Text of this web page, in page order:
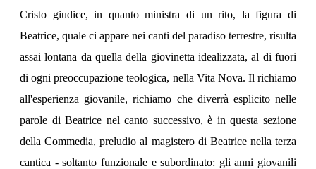
Cristo giudice, in quanto ministra di un rito, la figura di
Beatrice, quale ci appare nei canti del paradiso terrestre, risulta
assai lontana da quella della giovinetta idealizzata, al di fuori
di ogni preoccupazione teologica, nella Vita Nova. Il richiamo
all'esperienza giovanile, richiamo che diverrà esplicito nelle
parole di Beatrice nel canto successivo, è in questa sezione
della Commedia, preludio al magistero di Beatrice nella terza
cantica - soltanto funzionale e subordinato: gli anni giovanili